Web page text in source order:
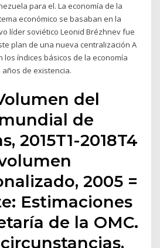
para el. La economía de la
económico se basaban en la
líder soviético Leonid Brézhnev fue
plan de una nueva centralización A
los índices básicos de la economía
de existencia.
del
de
2015T1-2018T4
2005 =
Estimaciones
de la OMC.